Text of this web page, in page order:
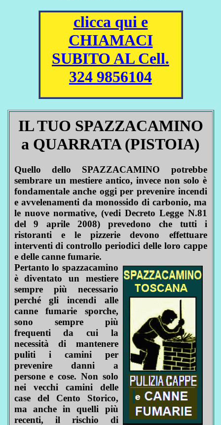
clicca qui e
CHIAMACI
SUBITO AL Cell.
324 9856104
IL TUO SPAZZACAMINO
a QUARRATA (PISTOIA)
Quello dello SPAZZACAMINO potrebbe
sembrare un mestiere antico, invece non solo è
fondamentale anche oggi per prevenire incendi
e avvelenamenti da monossido di carbonio, ma
le nuove normative, (vedi Decreto Legge N.81
del 9 aprile 2008) prevedono che tutti i
ristoranti e le pizzerie devono effettuare
interventi di controllo periodici delle loro cappe
e delle canne fumarie.
Pertanto lo spazzacamino
è diventato un mestiere
sempre più necessario
perché gli incendi alle
canne fumarie sporche,
sono sempre più
frequenti da cui la
necessità di mantenere
puliti i camini per
prevenire danni a
persone e cose. Non solo
nei vecchi camini delle
case del Cento Storico,
ma anche in quelli più
recenti, il rischio di